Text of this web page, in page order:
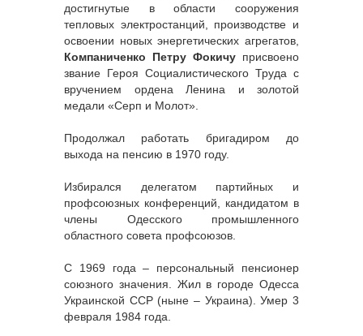
достигнутые в области сооружения
тепловых электростанций, производстве и
освоении новых энергетических агрегатов,
Компаниченко Петру Фокичу присвоено
звание Героя Социалистического Труда с
вручением ордена Ленина и золотой
медали «Серп и Молот».
Продолжал работать бригадиром до
выхода на пенсию в 1970 году.
Избирался делегатом партийных и
профсоюзных конференций, кандидатом в
члены Одесского промышленного
областного совета профсоюзов.
С 1969 года – персональный пенсионер
союзного значения. Жил в городе Одесса
Украинской ССР (ныне – Украина). Умер 3
февраля 1984 года.